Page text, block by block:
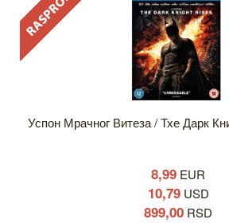
Успон Мрачног Витеза / Тхе Дарк
8,99 EUR
10,79USD
899,00 RSD